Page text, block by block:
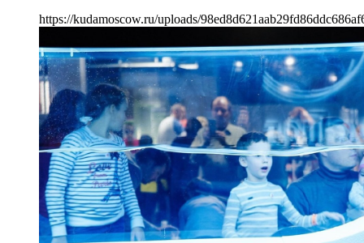
https://kudamoscow.ru/uploads/